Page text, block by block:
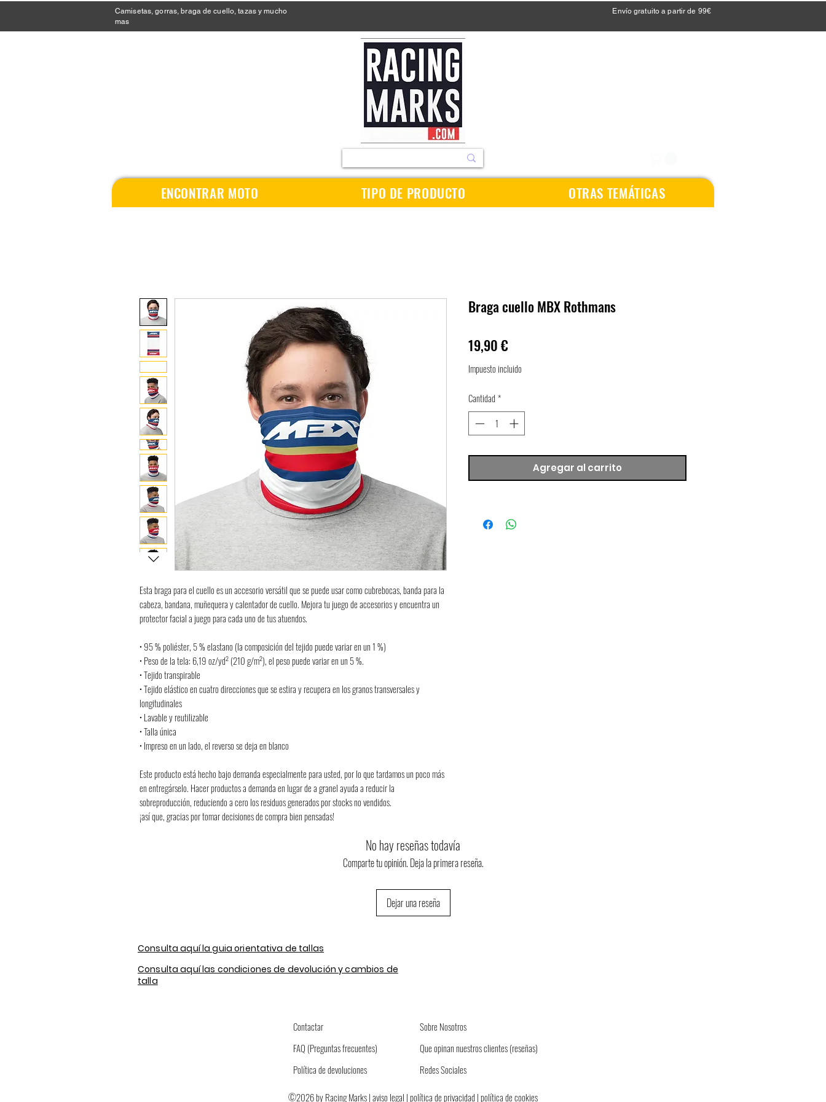
Camisetas, gorras, braga de cuello, tazas y mucho
mas
Envío gratuito a partir de 99€
ENCONTRAR MOTO TIPO DE PRODUCTO OTRAS TEMÁTICAS
Esta braga para el cuello es un accesorio versátil que se puede usar como cubrebocas, banda para la
cabeza, bandana, muñequera y calentador de cuello. Mejora tu juego de accesorios y encuentra un
protector facial a juego para cada uno de tus atuendos.
• 95 % poliéster, 5 % elastano (la composición del tejido puede variar en un 1 %)
• Peso de la tela: 6,19 oz/yd² (210 g/m²), el peso puede variar en un 5 %.
• Tejido transpirable
• Tejido elástico en cuatro direcciones que se estira y recupera en los granos transversales y
longitudinales
• Lavable y reutilizable
• Talla única
• Impreso en un lado, el reverso se deja en blanco
Este producto está hecho bajo demanda especialmente para usted, por lo que tardamos un poco más
en entregárselo. Hacer productos a demanda en lugar de a granel ayuda a reducir la
sobreproducción, reduciendo a cero los residuos generados por stocks no vendidos.
¡así que, gracias por tomar decisiones de compra bien pensadas!
Braga cuello MBX Rothmans
19,90 €
Impuesto incluido
Cantidad *
Agregar al carrito
No hay reseñas todavía
Comparte tu opinión. Deja la primera reseña.
Dejar una reseña
Consulta aquí la guia orientativa de tallas
Consulta aquí las condiciones de devolución y cambios de
talla
Contactar
FAQ (Preguntas frecuentes)
Política de devoluciones
Sobre Nosotros
Que opinan nuestros clientes (reseñas)
Redes Sociales
©2026 by Racing Marks |aviso legal |política de privacidad | política de cookies